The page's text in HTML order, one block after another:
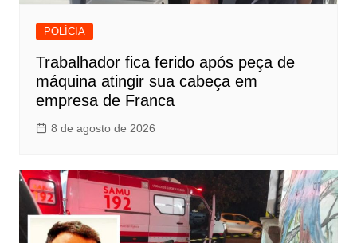
POLÍCIA
Trabalhador fica ferido após peça de
máquina atingir sua cabeça em
empresa de Franca
8 de agosto de 2026